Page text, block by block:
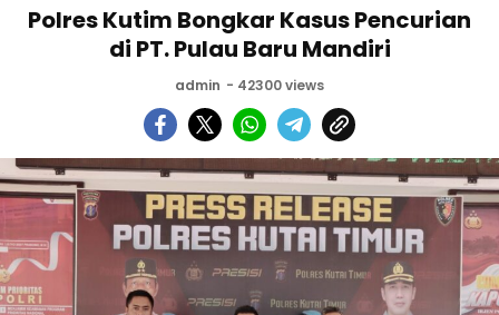
Polres Kutim Bongkar Kasus Pencurian
di PT. Pulau Baru Mandiri
admin - 42300 views